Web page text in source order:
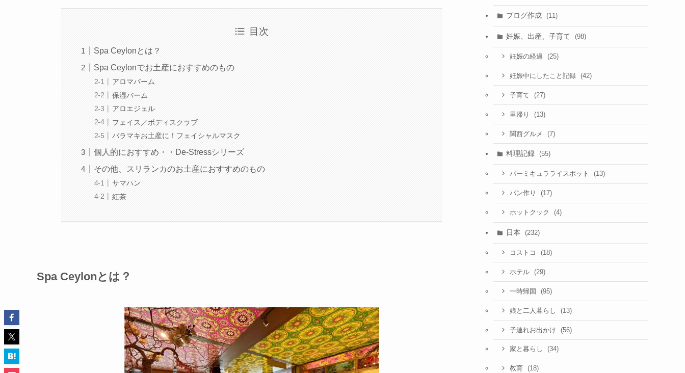
目次
Spa Ceylonとは？
Spa Ceylonでお土産におすすめのもの
アロマバーム
保湿バーム
アロエジェル
フェイス／ボディスクラブ
バラマキお土産に！フェイシャルマスク
個人的におすすめ・・De-Stressシリーズ
その他、スリランカのお土産におすすめのもの
サマハン
紅茶
Spa Ceylonとは？
ブログ作成 (11)
妊娠、出産、子育て (98)
妊娠の経過 (25)
妊娠中にしたこと記録 (42)
子育て (27)
里帰り (13)
関西グルメ (7)
料理記録 (55)
バーミキュラライスポット (13)
パン作り (17)
ホットクック (4)
日本 (232)
コストコ (18)
ホテル (29)
一時帰国 (95)
娘と二人暮らし (13)
子連れお出かけ (56)
家と暮らし (34)
教育 (18)